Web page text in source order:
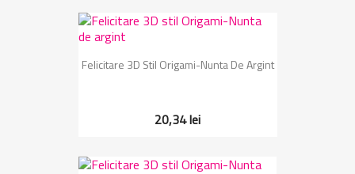
Felicitare 3D Stil Origami-Nunta De Argint
20,34 lei